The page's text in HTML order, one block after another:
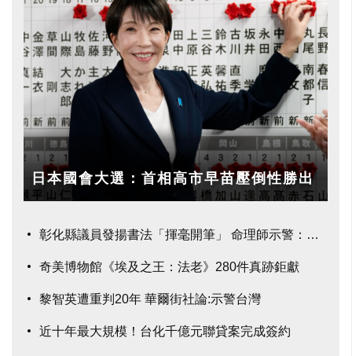
料之一，促進水果消費及加值運用，今（9
日）特別舉辦「台灣水果手搖飲料比賽」，
以國產香蕉、紅龍果為主要原料開發新飲
品，分兩階段
日本國會大選：首相高市早苗壓倒性勝出
彰化縣議員發揚書法「揮毫開筆」 命理師示警：不
奇美博物館《埃及之王：法老》280件真跡鉅獻
黎智英遭重判20年 華爾街社論:示警台灣
近十年最大規模！台化千億元聯貸案完成簽約